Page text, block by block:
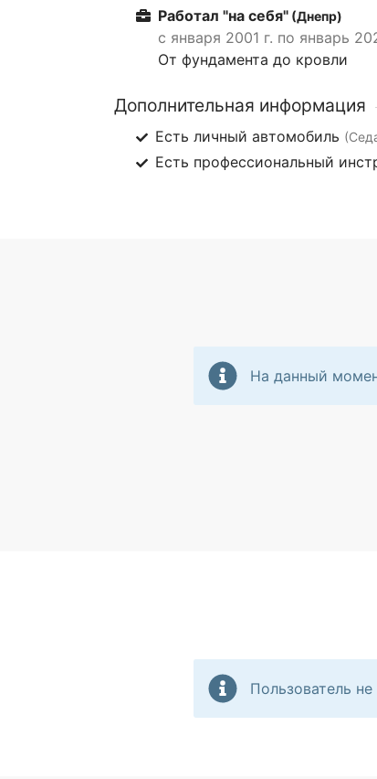
Работал "на себя" (Днепр)
с января 2001 г. по январь
От фундамента до кровли
Дополнительная информация
Есть личный автомобиль
Есть профессиональный
На данный
Пользователь